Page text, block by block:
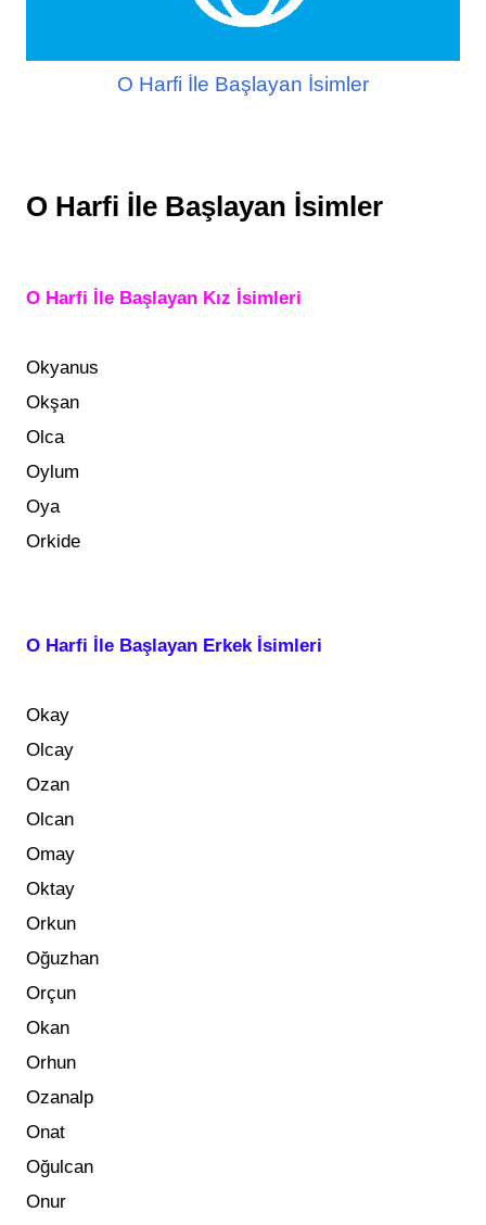
O Harfi İle Başlayan İsimler
O Harfi İle Başlayan İsimler
O Harfi İle Başlayan Kız İsimleri
Okyanus
Okşan
Olca
Oylum
Oya
Orkide
O Harfi İle Başlayan Erkek İsimleri
Okay
Olcay
Ozan
Olcan
Omay
Oktay
Orkun
Oğuzhan
Orçun
Okan
Orhun
Ozanalp
Onat
Oğulcan
Onur